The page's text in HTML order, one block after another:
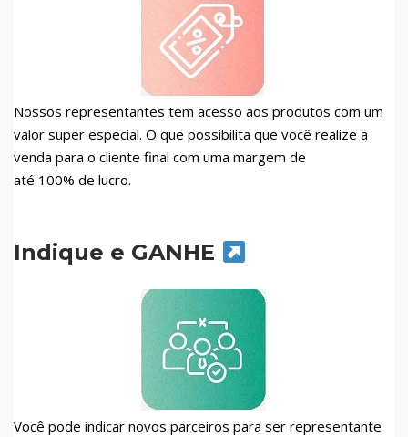
Nossos representantes tem acesso aos produtos com um
valor super especial. O que possibilita que você realize a
venda para o cliente final com uma margem de
até 100% de lucro.
Indique e GANHE
Você pode indicar novos parceiros para ser representante